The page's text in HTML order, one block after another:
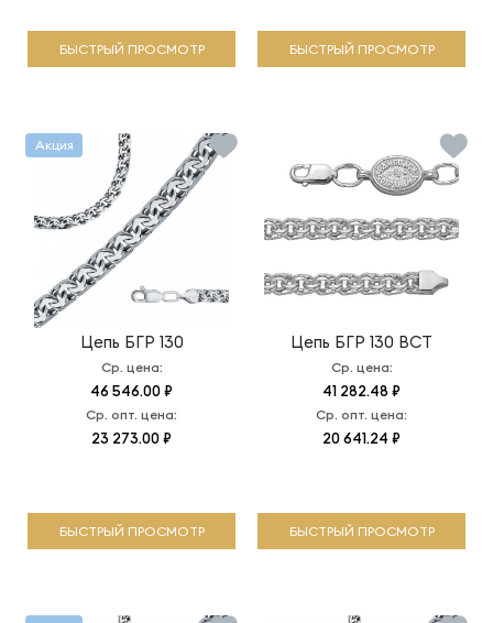
БЫСТРЫЙ ПРОСМОТР БЫСТРЫЙ ПРОСМОТР
Цепь БГР 130
Ср. цена:
46 546.00 ₽
Ср. опт. цена:
23 273.00 ₽
Акция
БЫСТРЫЙ ПРОСМОТР
Цепь БГР 130 ВСТ
Ср. цена:
41 282.48 ₽
Ср. опт. цена:
20 641.24 ₽
БЫСТРЫЙ ПРОСМОТР